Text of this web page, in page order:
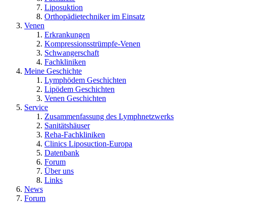
Liposuktion
Orthopädietechniker im Einsatz
Venen
Erkrankungen
Kompressionsstrümpfe-Venen
Schwangerschaft
Fachkliniken
Meine Geschichte
Lymphödem Geschichten
Lipödem Geschichten
Venen Geschichten
Service
Zusammenfassung des Lymphnetzwerks
Sanitätshäuser
Reha-Fachkliniken
Clinics Liposuction-Europa
Datenbank
Forum
Über uns
Links
News
Forum